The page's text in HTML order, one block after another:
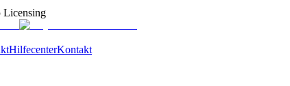
Licensing
HilfecenterKontakt